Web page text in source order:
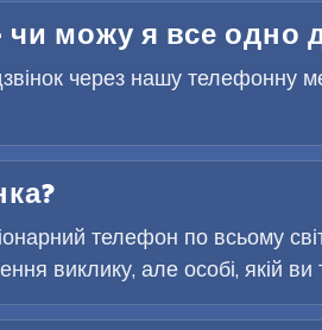
можу я все одно
через нашу телефонну
телефон по всьому
виклику, але особі, якій